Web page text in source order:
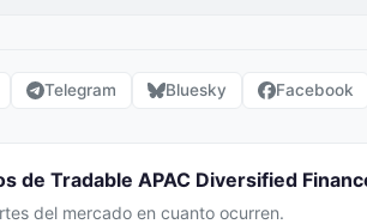
Telegram Bluesky Facebook
de Tradable APAC Diversified
del mercado en cuanto ocurren.